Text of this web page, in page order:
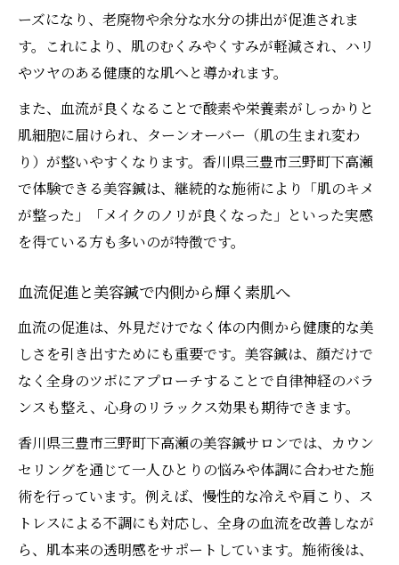
肌の透明感を高める美容鍼の実体験を紹介
血行ケアで顔の印象を変える美容鍼の実力とは
美容鍼で血行促進し引き締まるフェイスラ
イン
血流アップがもたらす美容鍼の美肌効果
美容鍼と血流ケアで顔の印象に差が出る理
由
美容鍼施術で透明感ある印象を手に入れる
透明感あふれる素肌を叶える血流アップ術
美容鍼による血流アップで透明感を実感
美容鍼で目指す内側から輝く素肌づくり
血流ケアと美容鍼で肌の代謝をサポート
美容鍼の血流促進が透明肌へ導く理由
美容鍼の継続で変わる肌の印象と透明感
ーズになり、老廃物や余分な水分の排出が促進されま
す。これにより、肌のむくみやくすみが軽減され、ハリ
やツヤのある健康的な肌へと導かれます。
また、血流が良くなることで酸素や栄養素がしっかりと
肌細胞に届けられ、ターンオーバー（肌の生まれ変わ
り）が整いやすくなります。香川県三豊市三野町下高瀬
で体験できる美容鍼は、継続的な施術により「肌のキメ
が整った」「メイクのノリが良くなった」といった実感
を得ている方も多いのが特徴です。
血流促進と美容鍼で内側から輝く素肌へ
血流の促進は、外見だけでなく体の内側から健康的な美
しさを引き出すためにも重要です。美容鍼は、顔だけで
なく全身のツボにアプローチすることで自律神経のバラ
ンスも整え、心身のリラックス効果も期待できます。
香川県三豊市三野町下高瀬の美容鍼サロンでは、カウン
セリングを通じて一人ひとりの悩みや体調に合わせた施
術を行っています。例えば、慢性的な冷えや肩こり、ス
トレスによる不調にも対応し、全身の血流を改善しなが
ら、肌本来の透明感をサポートしています。施術後は、